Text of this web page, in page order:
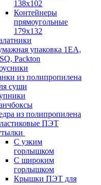
138х102
Контейнеры
прямоугольные
179х132
упаковка 1ЕА,
Packton
из полипропилена
суши
из полипропилена
ПЭТ
С узким
горлышком
С широким
горлышком
Крышки ПЭТ для